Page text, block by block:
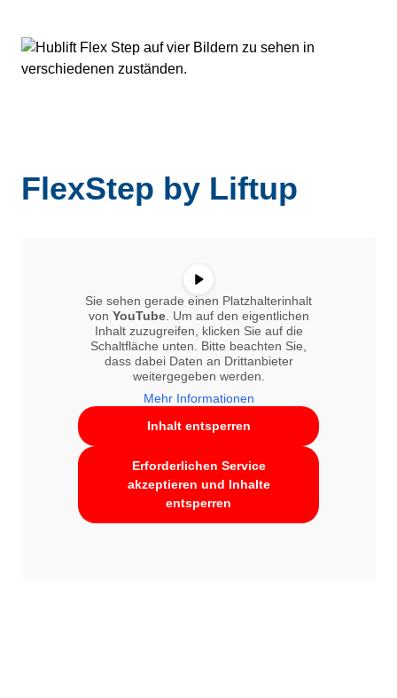
FlexStep by Liftup
Sie sehen gerade einen Platzhalterinhalt
von YouTube. Um auf den eigentlichen
Inhalt zuzugreifen, klicken Sie auf die
Schaltfläche unten. Bitte beachten Sie,
dass dabei Daten an Drittanbieter
weitergegeben werden.
Mehr Informationen
Inhalt entsperren
Erforderlichen Service
akzeptieren und Inhalte
entsperren